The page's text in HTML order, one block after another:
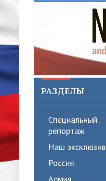
РАЗДЕЛЫ
Специальный
репортаж
Наш эксклюзив
Россия